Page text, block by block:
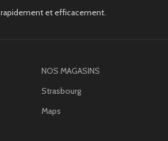
et efficacement.
NOS MAGASINS
Strasbourg
Maps